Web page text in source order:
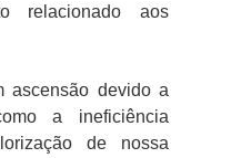
relacionado aos
ascensão devido a
a ineficiência
de nossa